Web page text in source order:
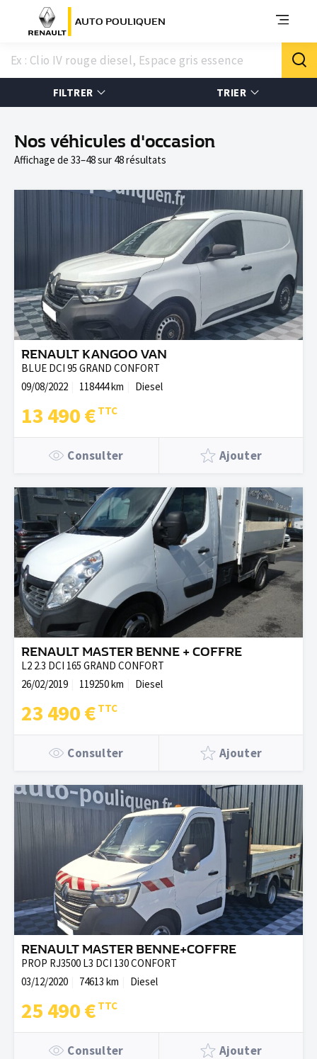
AUTO POULIQUEN
FILTRER TRIER
Nos véhicules d'occasion
Affichage de 33–48 sur 48 résultats
RENAULT KANGOO VAN
BLUE DCI 95 GRAND CONFORT
09/08/2022
118444 km Diesel
13 490 €
Consulter Ajouter
RENAULT MASTER BENNE + COFFRE
L2 2.3 DCI 165 GRAND CONFORT
26/02/2019
119250 km Diesel
23 490 €
Consulter Ajouter
RENAULT MASTER BENNE+COFFRE
PROP RJ3500 L3 DCI 130 CONFORT
03/12/2020
74613 km Diesel
25 490 €
Consulter Ajouter